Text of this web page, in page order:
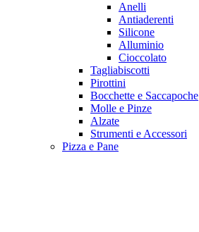
Anelli
Antiaderenti
Silicone
Alluminio
Cioccolato
Tagliabiscotti
Pirottini
Bocchette e Saccapoche
Molle e Pinze
Alzate
Strumenti e Accessori
Pizza e Pane